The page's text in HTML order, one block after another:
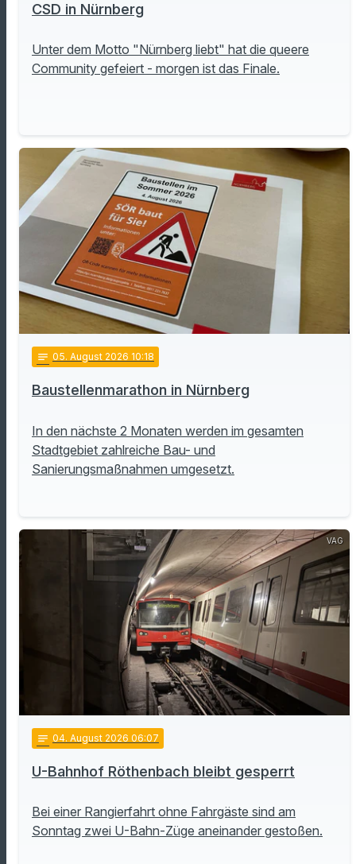
CSD in Nürnberg
Unter dem Motto "Nürnberg liebt" hat die queere
Community gefeiert - morgen ist das Finale.
notes 05. August 2026 10:18
Baustellenmarathon in Nürnberg
In den nächste 2 Monaten werden im gesamten
Stadtgebiet zahlreiche Bau- und
Sanierungsmaßnahmen umgesetzt.
VAG
notes 04. August 2026 06:07
U-Bahnhof Röthenbach bleibt gesperrt
Bei einer Rangierfahrt ohne Fahrgäste sind am
Sonntag zwei U-Bahn-Züge aneinander gestoßen.